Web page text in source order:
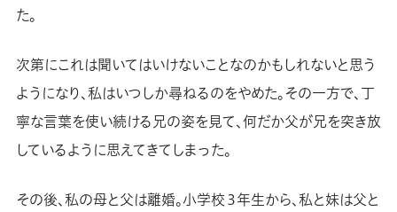
た。
次第にこれは聞いてはいけないことなのかもしれないと思う
ようになり、私はいつしか尋ねるのをやめた。その一方で、丁
寧な言葉を使い続ける兄の姿を見て、何だか父が兄を突き放
しているように思えてきてしまった。
その後、私の母と父は離婚。小学校３年生から、私と妹は父と